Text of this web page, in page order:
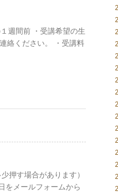
週間前 ・受講希望の生
絡ください。 ・受講料
押す場合があります）
をメールフォームから